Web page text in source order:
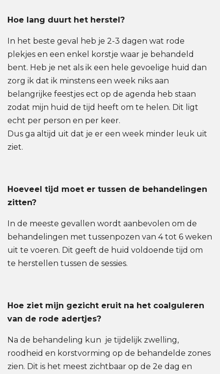
Hoe lang duurt het herstel?
In het beste geval heb je 2-3 dagen wat rode
plekjes en een enkel korstje waar je behandeld
bent. Heb je net als ik een hele gevoelige huid dan
zorg ik dat ik minstens een week niks aan
belangrijke feestjes ect op de agenda heb staan
zodat mijn huid de tijd heeft om te helen. Dit ligt
echt per person en per keer.
Dus ga altijd uit dat je er een week minder leuk uit
ziet.
Hoeveel tijd moet er tussen de behandelingen
zitten?
In de meeste gevallen wordt aanbevolen om de
behandelingen met tussenpozen van 4 tot 6 weken
uit te voeren. Dit geeft de huid voldoende tijd om
te herstellen tussen de sessies.
Hoe ziet mijn gezicht eruit na het coalguleren
van de rode adertjes?
Na de behandeling kun je tijdelijk zwelling,
roodheid en korstvorming op de behandelde zones
zien. Dit is het meest zichtbaar op de 2e dag en